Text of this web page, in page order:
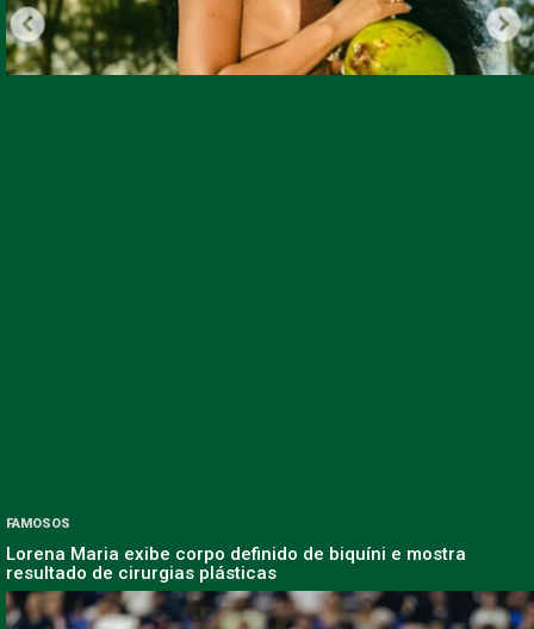
FAMOSOS
Lorena Maria exibe corpo definido de biquíni e mostra
resultado de cirurgias plásticas